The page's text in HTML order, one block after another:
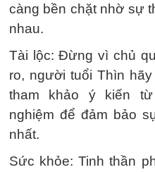
càng bền chặt nhờ sự
nhau.
Tài lộc: Đừng vì chủ
ro, người tuổi Thìn
tham khảo ý kiến
nghiệm để đảm bảo
nhất.
Sức khỏe: Tinh thần